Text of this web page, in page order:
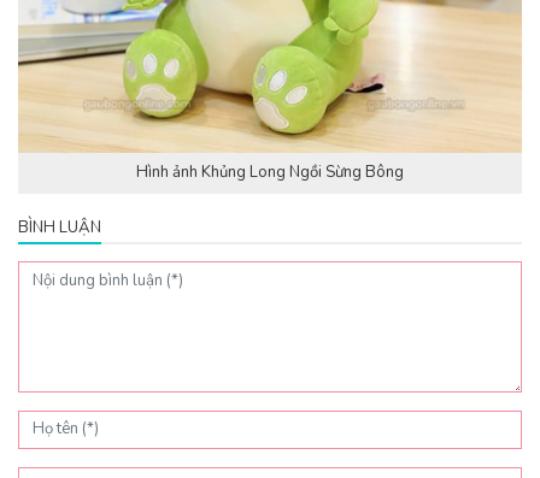
Hình ảnh Khủng Long Ngồi Sừng Bông
BÌNH LUẬN